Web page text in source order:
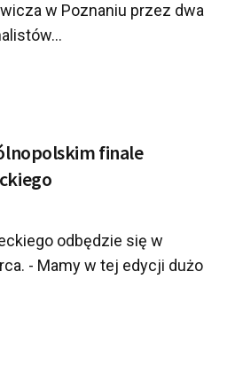
w Poznaniu przez dwa
finale
odbędzie się w
- Mamy w tej edycji dużo